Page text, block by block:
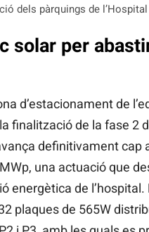
dels pàrquings de
solar per
d’estacionament de
finalització de la fase 2
definitivament cap
una actuació que
energètica de
plaques de 565W